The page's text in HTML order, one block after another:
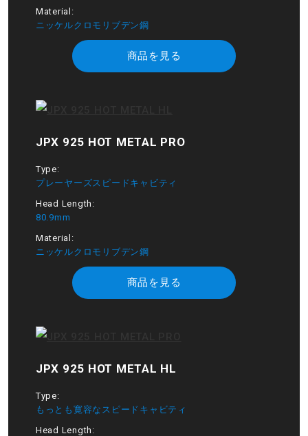
Material:
ニッケルクロモリブデン鋼
商品を見る
JPX 925 HOT METAL PRO
Type:
プレーヤーズスピードキャビティ
Head Length:
80.9mm
Material:
ニッケルクロモリブデン鋼
商品を見る
JPX 925 HOT METAL HL
Type:
もっとも寛容なスピードキャビティ
Head Length: